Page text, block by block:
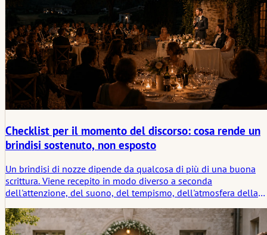
Checklist per il momento del discorso: cosa rende un
brindisi sostenuto, non esposto
Un brindisi di nozze dipende da qualcosa di più di una buona
scrittura. Viene recepito in modo diverso a seconda
dell'attenzione, del suono, del tempismo, dell'atmosfera della
lo sta sostenendo o lo sta lasciando solo.